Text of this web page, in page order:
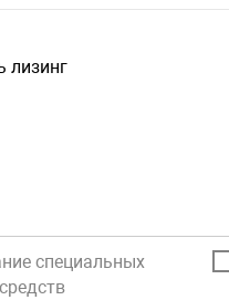
Ведение
создание
пожарной
лизинг
специальных